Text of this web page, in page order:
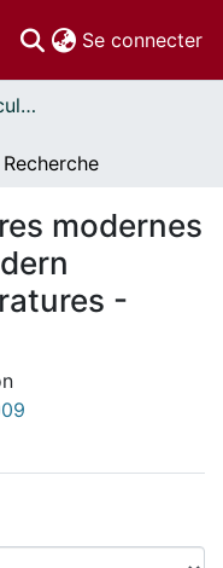
Se connecter
Faculté des arts // Faculty of Arts
Recherche
modernes
-